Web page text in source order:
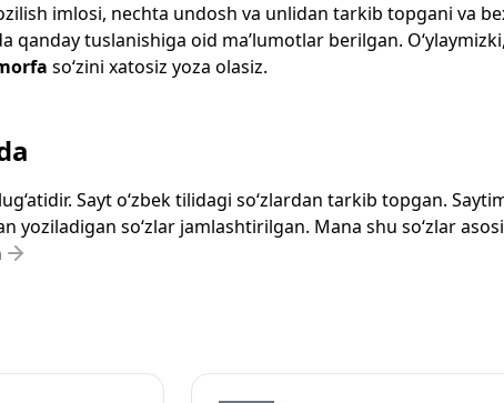
imlosi, nechta undosh va unlidan tarkib topgani va
tuslanishiga oid ma’lumotlar berilgan.
so‘zini xatosiz yoza olasiz.
Sayt o‘zbek tilidagi so‘zlardan tarkib topgan.
yoziladigan so‘zlar jamlashtirilgan. Mana shu so‘zlar